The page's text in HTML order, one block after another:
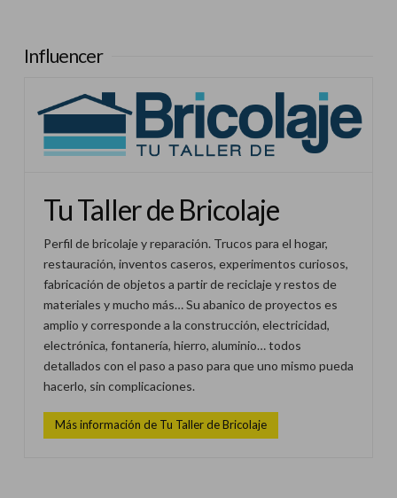
Influencer
Tu Taller de Bricolaje
Perfil de bricolaje y reparación. Trucos para el hogar,
restauración, inventos caseros, experimentos curiosos,
fabricación de objetos a partir de reciclaje y restos de
materiales y mucho más… Su abanico de proyectos es
amplio y corresponde a la construcción, electricidad,
electrónica, fontanería, hierro, aluminio… todos
detallados con el paso a paso para que uno mismo pueda
hacerlo, sin complicaciones.
Más información de Tu Taller de Bricolaje